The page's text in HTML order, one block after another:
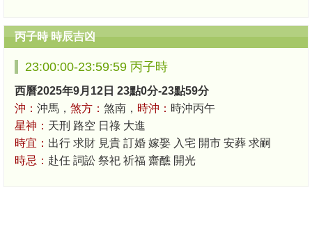
丙子時 時辰吉凶
23:00:00-23:59:59 丙子時
西曆2025年9月12日 23點0分-23點59分
沖： 沖馬， 煞方： 煞南， 時沖： 時沖丙午
星神： 天刑 路空 日祿 大進
時宜： 出行 求財 見貴 訂婚 嫁娶 入宅 開市 安葬 求嗣
時忌： 赴任 詞訟 祭祀 祈福 齋醮 開光